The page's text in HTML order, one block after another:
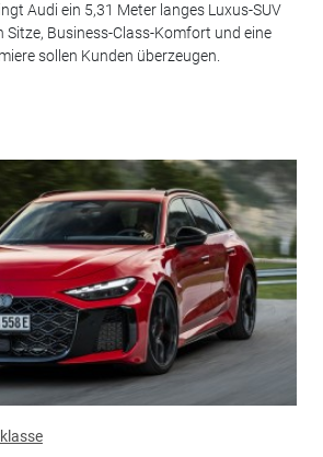
Audi ein 5,31 Meter langes Luxus-SUV
Sitze, Business-Class-Komfort und eine
sollen Kunden überzeugen.